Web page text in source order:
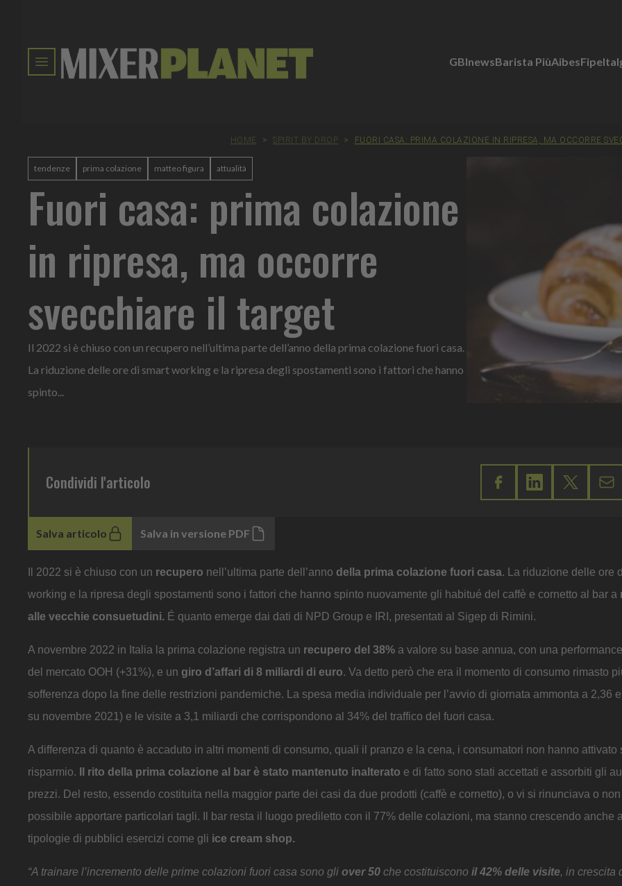
GBInewsBarista PiùAibesFipe
HOME > SPIRIT BY DROP > FUORI CASA: PRIMA COLAZIONE IN RIPRESA, MA OCCORRE
tendenze prima colazione matteo figura attualità
Fuori casa: prima colazione
in ripresa, ma occorre
svecchiare il target
Il 2022 si è chiuso con un recupero nell’ultima parte dell’anno della prima colazione fuori casa.
La riduzione delle ore di smart working e la ripresa degli spostamenti sono i fattori che hanno
spinto...
Condividi l'articolo
Salva articolo Salva in versione PDF
Il 2022 si è chiuso con un recupero nell’ultima parte dell’anno della prima colazione fuori casa. La riduzione delle ore
working e la ripresa degli spostamenti sono i fattori che hanno spinto nuovamente gli habitué del caffè e cornetto al bar a
alle vecchie consuetudini. É quanto emerge dai dati di NPD Group e IRI, presentati al Sigep di Rimini.
A novembre 2022 in Italia la prima colazione registra un recupero del 38% a valore su base annua, con una
del mercato OOH (+31%), e un giro d’affari di 8 miliardi di euro. Va detto però che era il momento di consumo rimasto
sofferenza dopo la fine delle restrizioni pandemiche. La spesa media individuale per l’avvio di giornata ammonta a 2,36
su novembre 2021) e le visite a 3,1 miliardi che corrispondono al 34% del traffico del fuori casa.
A differenza di quanto è accaduto in altri momenti di consumo, quali il pranzo e la cena, i consumatori non hanno attivato
risparmio. Il rito della prima colazione al bar è stato mantenuto inalterato e di fatto sono stati accettati e assorbiti gli
prezzi. Del resto, essendo costituita nella maggior parte dei casi da due prodotti (caffè e cornetto), o vi si rinunciava o
possibile apportare particolari tagli. Il bar resta il luogo prediletto con il 77% delle colazioni, ma stanno crescendo anche
tipologie di pubblici esercizi come gli ice cream shop.
“A trainare l’incremento delle prime colazioni fuori casa sono gli over 50 che costituiscono il 42% delle visite, in crescita